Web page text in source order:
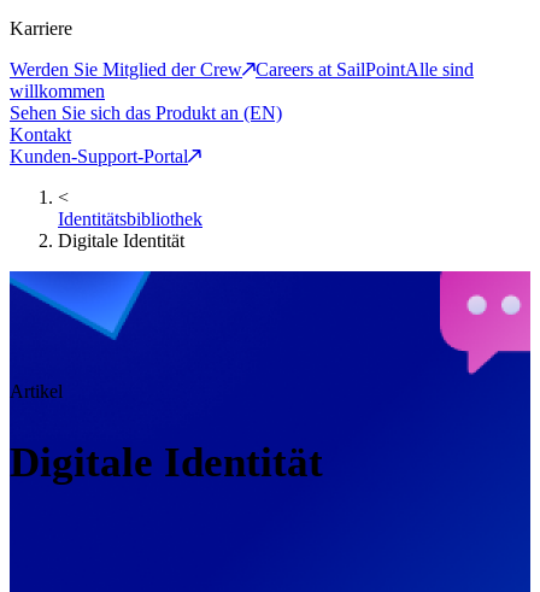
Karriere
Werden Sie Mitglied der Crew
Careers at SailPointAlle sind
willkommen
Sehen Sie sich das Produkt an (EN)
Kontakt
Kunden-Support-Portal
<
Identitätsbibliothek
Digitale Identität
Artikel
Digitale Identität